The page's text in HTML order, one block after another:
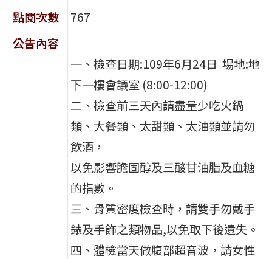
點閱次數
767
公告內容
一、檢查日期:109年6月24日 場地:地
下一樓會議室 (8:00-12:00)
二、檢查前三天內請盡量少吃火鍋
類、大餐類、太甜類、太油類並請勿
飲酒，
以免影響膽固醇及三酸甘油脂及血糖
的指數。
三、骨質密度檢查時，請雙手勿戴手
錶及手飾之類物品,以免取下後遺失。
四、體檢當天做腹部超音波，請女性